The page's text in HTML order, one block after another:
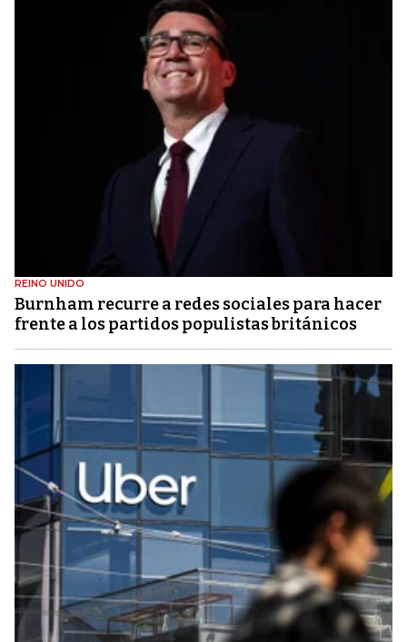
REINO UNIDO
Burnham recurre a redes sociales para hacer
frente a los partidos populistas británicos